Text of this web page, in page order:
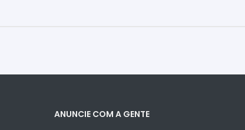
ANUNCIE COM A GENTE